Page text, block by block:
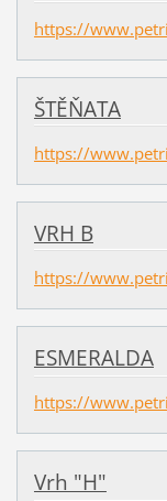
https://
ŠTĚŇATA
https://
VRH B
https://
ESMERALDA
https://
Vrh "H"